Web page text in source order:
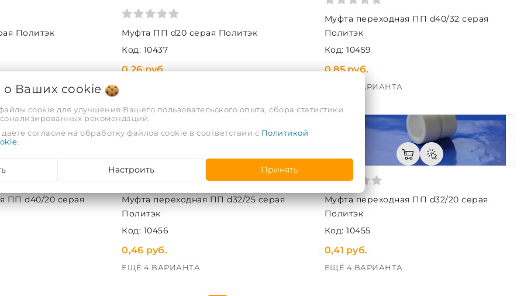
Политэк
Муфта ПП d20 серая Политэк
Код: 10437
0,26 руб.
Муфта переходная ПП d40/32 серая
Политэк
Код: 10459
0,85 руб.
ЕЩЁ 4 ВАРИАНТА
ПП d40/20 серая
Муфта переходная ПП d32/25 серая
Политэк
Код: 10456
0,46 руб.
ЕЩЁ 4 ВАРИАНТА
Муфта переходная ПП d32/20 серая
Политэк
Код: 10455
0,41 руб.
ЕЩЁ 4 ВАРИАНТА
о Ваших cookie
cookie для улучшения Вашего пользовательского опыта, сбора статистики
рекомендаций.
согласие на обработку файлов cookie в соответствии с Политикой
.
Настроить Принять